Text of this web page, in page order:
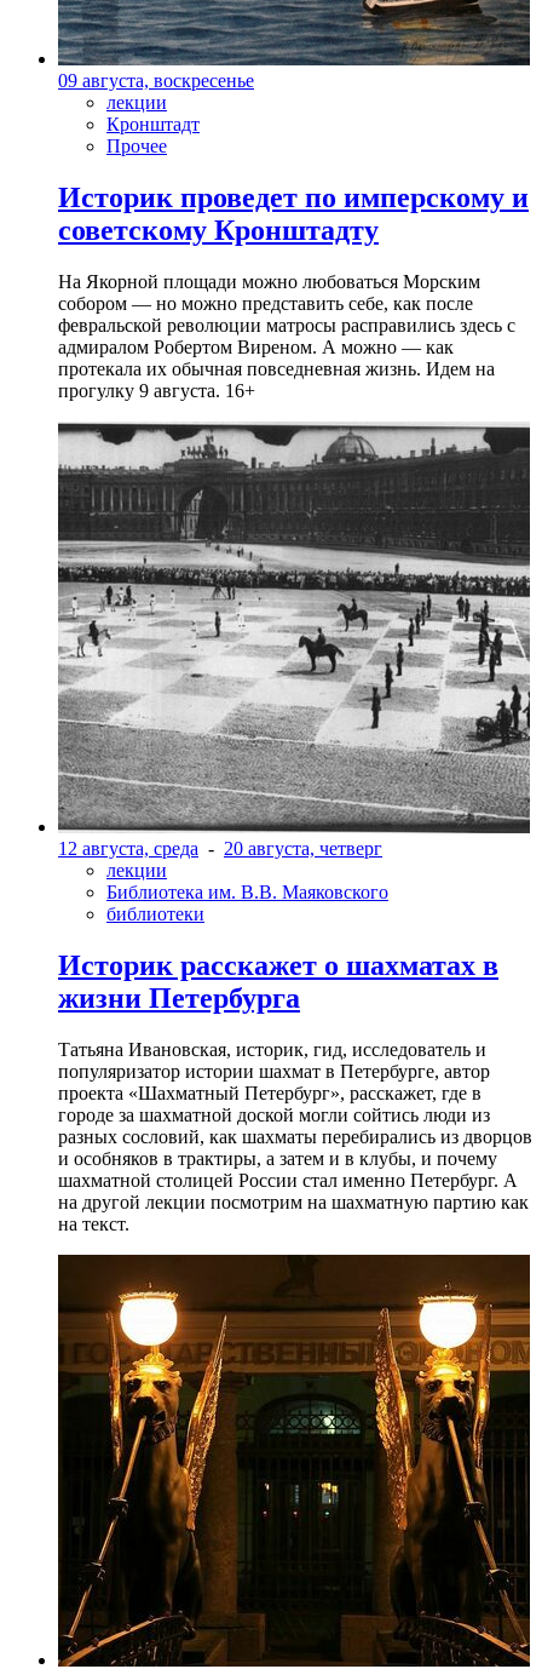
09 августа, воскресенье
лекции
Кронштадт
Прочее
Историк проведет по имперскому и
советскому Кронштадту
На Якорной площади можно любоваться Морским
собором — но можно представить себе, как после
февральской революции матросы расправились здесь с
адмиралом Робертом Виреном. А можно — как
протекала их обычная повседневная жизнь. Идем на
прогулку 9 августа. 16+
12 августа, среда - 20 августа, четверг
лекции
Библиотека им. В.В. Маяковского
библиотеки
Историк расскажет о шахматах в
жизни Петербурга
Татьяна Ивановская, историк, гид, исследователь и
популяризатор истории шахмат в Петербурге, автор
проекта «Шахматный Петербург», расскажет, где в
городе за шахматной доской могли сойтись люди из
разных сословий, как шахматы перебирались из дворцов
и особняков в трактиры, а затем и в клубы, и почему
шахматной столицей России стал именно Петербург. А
на другой лекции посмотрим на шахматную партию как
на текст.